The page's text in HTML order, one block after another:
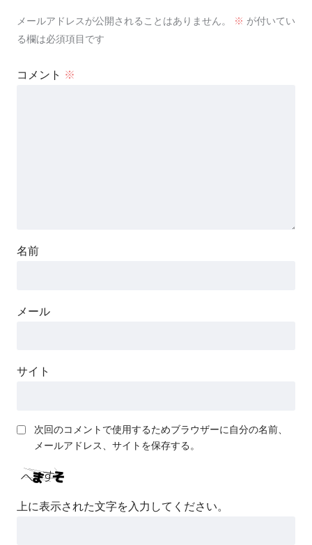
メールアドレスが公開されることはありません。 ※ が付いてい
る欄は必須項目です
コメント ※
名前
メール
サイト
次回のコメントで使用するためブラウザーに自分の名前、
メールアドレス、サイトを保存する。
上に表示された文字を入力してください。